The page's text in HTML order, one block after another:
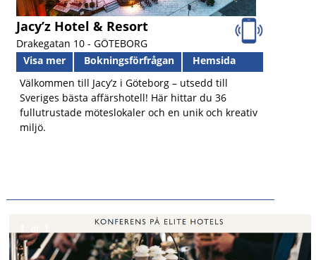
Jacy’z Hotel & Resort
Drakegatan 10 - GÖTEBORG
Visa mer
Bokningsförfrågan
Hemsida
Välkommen till Jacy’z i Göteborg – utsedd till
Sveriges bästa affärshotell! Här hittar du 36
fullutrustade möteslokaler och en unik och kreativ
miljö.